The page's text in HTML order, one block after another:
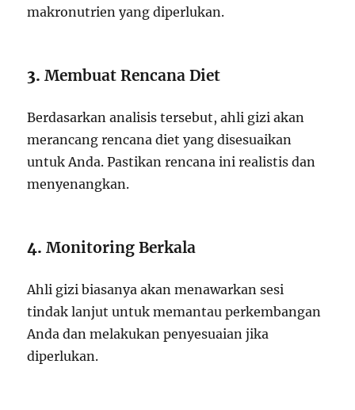
makronutrien yang diperlukan.
3.Membuat Rencana Diet
Berdasarkan analisis tersebut, ahli gizi akan
merancang rencana diet yang disesuaikan
untuk Anda. Pastikan rencana ini realistis dan
menyenangkan.
4.Monitoring Berkala
Ahli gizi biasanya akan menawarkan sesi
tindak lanjut untuk memantau perkembangan
Anda dan melakukan penyesuaian jika
diperlukan.